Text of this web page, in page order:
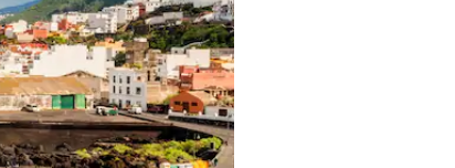
en appuyant dessus et en les faisant glisser.